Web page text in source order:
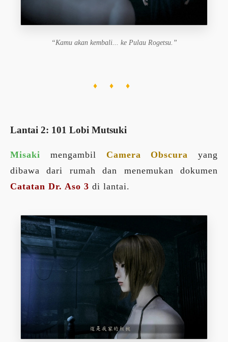
“Kamu akan kembali... ke Pulau Rogetsu.”
♦ ♦ ♦
Lantai 2: 101 Lobi Mutsuki
Misaki mengambil Camera Obscura
yang
dibawa dari rumah dan menemukan dokumen
Catatan Dr. Aso 3 di lantai.